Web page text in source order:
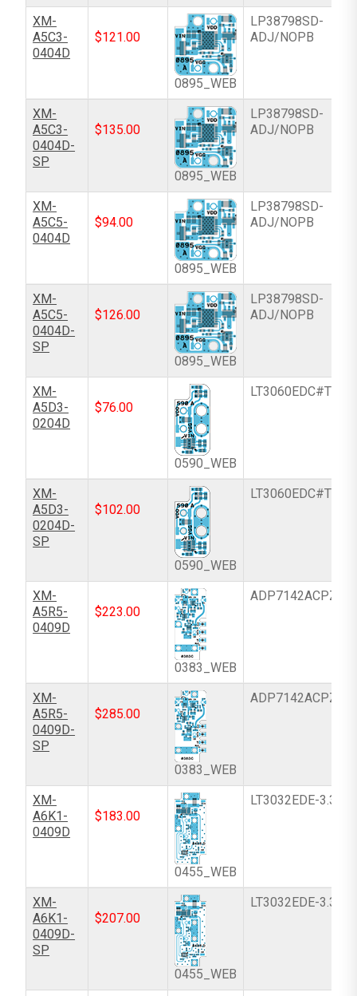
XM-
A5C3-
0404D
$121.00
0895_WEB
LP38798SD-
ADJ/NOPB
XM-
A5C3-
0404D-
SP
$135.00
0895_WEB
LP38798SD-
ADJ/NOPB
XM-
A5C5-
0404D
$94.00
0895_WEB
LP38798SD-
ADJ/NOPB
XM-
A5C5-
0404D-
SP
$126.00
0895_WEB
LP38798SD-
ADJ/NOPB
XM-
A5D3-
0204D
$76.00
0590_WEB
XM-
A5D3-
0204D-
SP
$102.00
0590_WEB
XM-
A5R5-
0409D
$223.00
0383_WEB
ADP7142ACPZN-
XM-
A5R5-
0409D-
SP
$285.00
0383_WEB
ADP7142ACPZN-
XM-
A6K1-
0409D
$183.00
0455_WEB
LT3032EDE-
XM-
A6K1-
0409D-
SP
$207.00
0455_WEB
LT3032EDE-